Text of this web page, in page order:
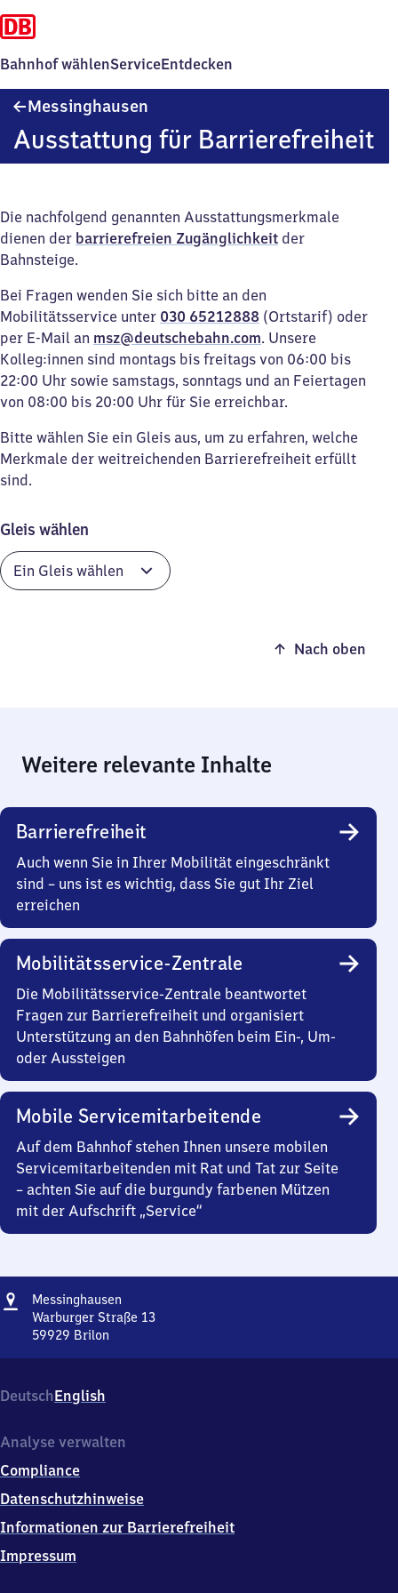
Bahnhof wählenServiceEntdecken
Messinghausen
Ausstattung für Barrierefreiheit
Die nachfolgend genannten Ausstattungsmerkmale
dienen der barrierefreien Zugänglichkeit der
Bahnsteige.
Bei Fragen wenden Sie sich bitte an den
Mobilitätsservice unter 030 65212888 (Ortstarif) oder
per E-Mail an msz@deutschebahn.com. Unsere
Kolleg:innen sind montags bis freitags von 06:00 bis
22:00 Uhr sowie samstags, sonntags und an Feiertagen
von 08:00 bis 20:00 Uhr für Sie erreichbar.
Bitte wählen Sie ein Gleis aus, um zu erfahren, welche
Merkmale der weitreichenden Barrierefreiheit erfüllt
sind.
Gleis wählen
Nach oben
Weitere relevante Inhalte
Barrierefreiheit
Auch wenn Sie in Ihrer Mobilität eingeschränkt
sind – uns ist es wichtig, dass Sie gut Ihr Ziel
erreichen
Mobilitätsservice-Zentrale
Die Mobilitätsservice-Zentrale beantwortet
Fragen zur Barrierefreiheit und organisiert
Unterstützung an den Bahnhöfen beim Ein-, Um-
oder Aussteigen
Mobile Servicemitarbeitende
Auf dem Bahnhof stehen Ihnen unsere mobilen
Servicemitarbeitenden mit Rat und Tat zur Seite
– achten Sie auf die burgundy farbenen Mützen
mit der Aufschrift „Service“
Adresse
Messinghausen
Warburger Straße 13
59929 Brilon
Straße
13,
9
2
9
DeutschEnglish
Analyse verwalten
Compliance
Datenschutzhinweise
Informationen zur Barrierefreiheit
Impressum